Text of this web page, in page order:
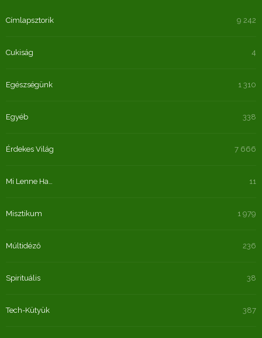
Címlapsztorik 9 242
Cukiság 4
Egészségünk 1 310
Egyéb 338
Érdekes Világ 7 666
Mi Lenne Ha… 11
Misztikum 1 979
Múltidéző 236
Spirituális 38
Tech-Kütyük 387